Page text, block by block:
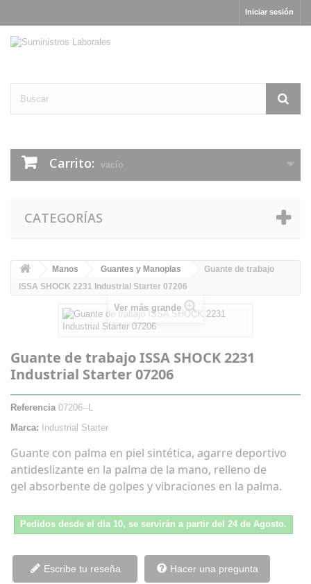
Iniciar sesión
Carrito: vacío
CATEGORÍAS
Manos Guantes y Manoplas
Guante de trabajo
ISSA SHOCK 2231 Industrial Starter 07206
Ver más grande
Guante de trabajo ISSA SHOCK 2231
Industrial Starter 07206
Referencia 07206--L
Marca:
Industrial Starter
Guante con palma en piel sintética, agarre deportivo
antideslizante en la palma de la mano, relleno de
gel absorbente de golpes y vibraciones en la palma.
Pedidos desde el dia 10, se servirán a partir del 24 de Agosto.
Escribe tu reseña Hacer una pregunta